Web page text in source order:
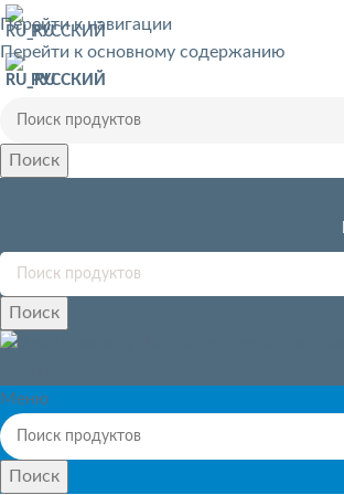
Перейти к навигации
Перейти к основному содержанию
РУССКИЙ
РУССКИЙ
Поиск
Поиск
Меню
Поиск